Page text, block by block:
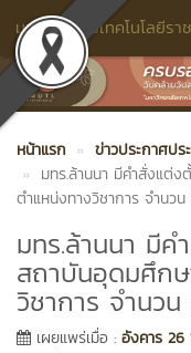
มหาวิทยาลัยเทคโนโลยีร
หน้าแรก
ข่าวประกาศปร
มทร.ล้านนา มีคำสั่งแต่
ตำแหน่งทางวิชาการ จำนวน
มทร.ล้านนา มีค
สถาบันอุดมศึกษ
วิชาการ จำนวน
เผยแพร่เมื่อ : อังคาร